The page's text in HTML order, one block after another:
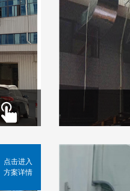
点击进入
方案详情